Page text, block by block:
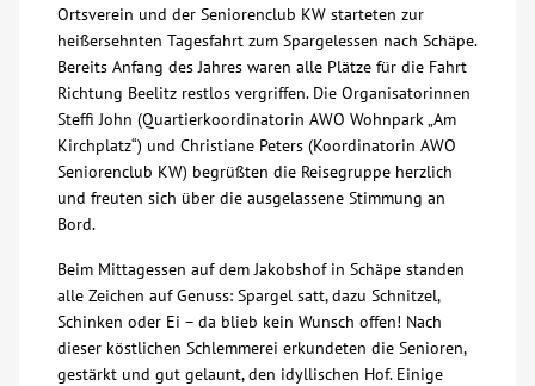
Bildung
Über uns
Veranstaltungen
Spenden
Mitmachen
Karriere
Ortsverein und der Seniorenclub KW starteten zur
heißersehnten Tagesfahrt zum Spargelessen nach Schäpe.
Bereits Anfang des Jahres waren alle Plätze für die Fahrt
Richtung Beelitz restlos vergriffen. Die Organisatorinnen
Steffi John (Quartierkoordinatorin AWO Wohnpark „Am
Kirchplatz“) und Christiane Peters (Koordinatorin AWO
Seniorenclub KW) begrüßten die Reisegruppe herzlich
und freuten sich über die ausgelassene Stimmung an
Bord.
Beim Mittagessen auf dem Jakobshof in Schäpe standen
alle Zeichen auf Genuss: Spargel satt, dazu Schnitzel,
Schinken oder Ei – da blieb kein Wunsch offen! Nach
dieser köstlichen Schlemmerei erkundeten die Senioren,
gestärkt und gut gelaunt, den idyllischen Hof. Einige